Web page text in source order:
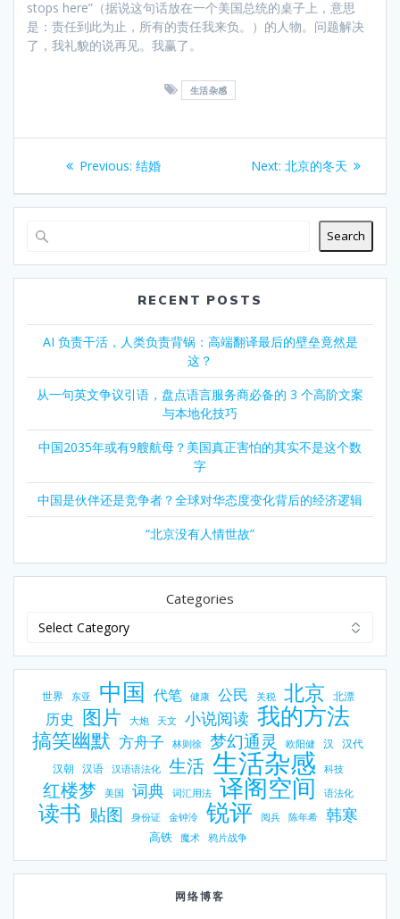
stops here”（据说这句话放在一个美国总统的桌子上，意思
是：责任到此为止，所有的责任我来负。）的人物。问题解决
了，我礼貌的说再见。我赢了。
生活杂感
Post
navigation
Previous: Previous
结婚 Next: Next
北京的冬天
Search
RECENT POSTS
AI 负责干活，人类负责背锅：高端翻译最后的壁垒竟然是
这？
从一句英文争议引语，盘点语言服务商必备的 3 个高阶文案
与本地化技巧
中国2035年或有9艘航母？美国真正害怕的其实不是这个数
字
中国是伙伴还是竞争者？全球对华态度变化背后的经济逻辑
“北京没有人情世故”
Categories
世界 东亚 中国 代笔 健康 公民 关税 北京 北漂
历史 图片 大炮 天文 小说阅读 我的方法
搞笑幽默 方舟子 林则徐 梦幻通灵 欧阳健 汉 汉代
汉朝 汉语 汉语语法化 生活 生活杂感 科技
红楼梦 美国 词典 词汇用法 译阁空间 语法化
读书 贴图 身份证 金钟泠 锐评 阅兵 陈年希 韩寒
高铁 魔术 鸦片战争
网络博客